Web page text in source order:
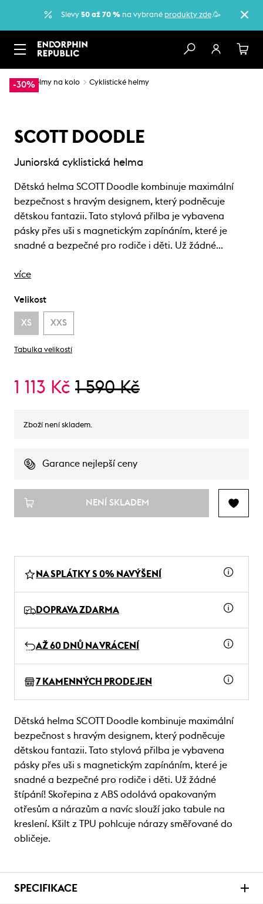
Slevy 50 až 70 % na vybrané produkty zde.🥳
-30%
… Helmy na kolo Cyklistické helmy
SCOTT DOODLE
Juniorská cyklistická helma
Dětská helma SCOTT Doodle kombinuje maximální
bezpečnost s hravým designem, který podněcuje
dětskou fantazii. Tato stylová přilba je vybavena
pásky přes uši s magnetickým zapínáním, které je
snadné a bezpečné pro rodiče i děti. Už žádné…
více
Velikost
XS XXS
Tabulka velikostí
1 113 Kč 1 590 Kč
Zboží není skladem.
Garance nejlepší ceny
NENÍ SKLADEM
NA SPLÁTKY S 0% NAVÝŠENÍ
DOPRAVA ZDARMA
AŽ 60 DNŮ NA VRÁCENÍ
7 KAMENNÝCH PRODEJEN
Dětská helma SCOTT Doodle kombinuje maximální
bezpečnost s hravým designem, který podněcuje
dětskou fantazii. Tato stylová přilba je vybavena
pásky přes uši s magnetickým zapínáním, které je
snadné a bezpečné pro rodiče i děti. Už žádné
štípání! Skořepina z ABS odolává opakovaným
otřesům a nárazům a navíc slouží jako tabule na
kreslení. Kšilt z TPU pohlcuje nárazy směřované do
obličeje.
SPECIFIKACE